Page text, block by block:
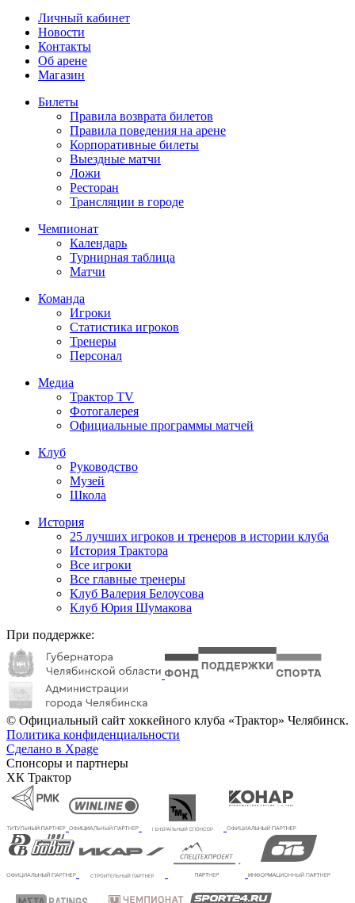
Личный кабинет
Новости
Контакты
Об арене
Магазин
Билеты
Правила возврата билетов
Правила поведения на арене
Корпоративные билеты
Выездные матчи
Ложи
Ресторан
Трансляции в городе
Чемпионат
Календарь
Турнирная таблица
Матчи
Команда
Игроки
Статистика игроков
Тренеры
Персонал
Медиа
Трактор TV
Фотогалерея
Официальные программы матчей
Клуб
Руководство
Музей
Школа
История
25 лучших игроков и тренеров в истории клуба
История Трактора
Все игроки
Все главные тренеры
Клуб Валерия Белоусова
Клуб Юрия Шумакова
При поддержке:
© Официальный сайт хоккейного клуба «Трактор» Челябинск.
Политика конфиденциальности
Сделано в Xpage
Спонсоры и партнеры
ХК Трактор